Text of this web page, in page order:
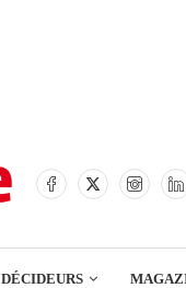
DÉCIDEURS